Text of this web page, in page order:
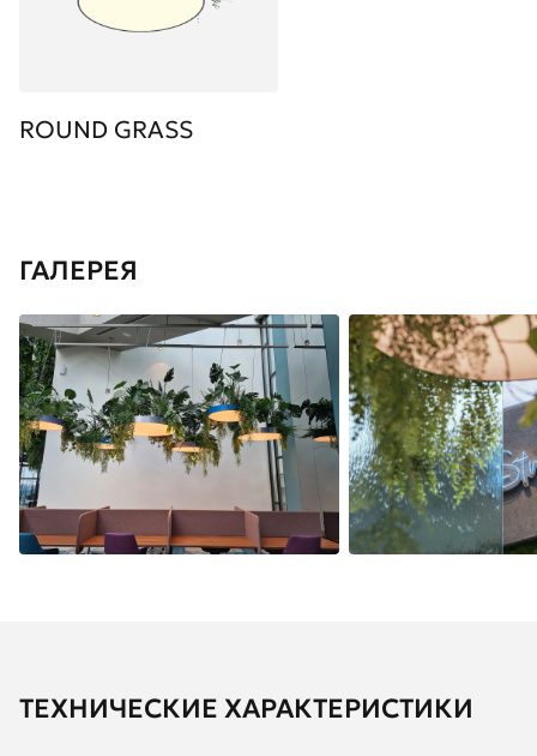
ROUND GRASS
ГАЛЕРЕЯ
ТЕХНИЧЕСКИЕ ХАРАКТЕРИСТИКИ